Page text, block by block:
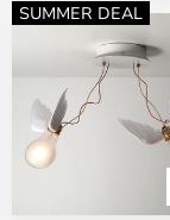
SUMMER DEAL